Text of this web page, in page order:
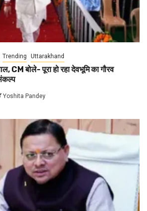
Trending Uttarakhand
CM बोले- पूरा हो रहा देवभूमि का गौरव
Yoshita Pandey